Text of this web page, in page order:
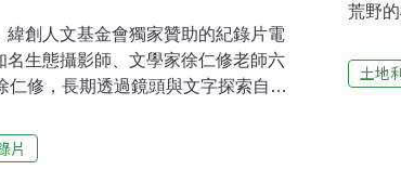
創人文基金會獨家贊助的紀錄片電
生態攝影師、文學家徐仁修老師六
修，長期透過鏡頭與文字探索自
的影像語言凝結徐仁修的凝視與執
時間」：在漫長等待與偶然相遇之
片
荒野
可能
1960
土地